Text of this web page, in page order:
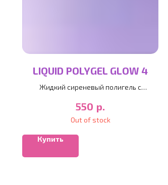
LIQUID POLYGEL GLOW 4
Жидкий сиреневый полигель с
550 р.
Out of stock
Купить